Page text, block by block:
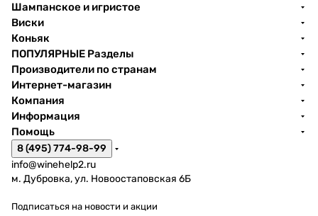
Шампанское и игристое
Виски
Коньяк
ПОПУЛЯРНЫЕ Разделы
Производители по странам
Интернет-магазин
Компания
Информация
Помощь
8 (495) 774-98-99
info@winehelp2.ru
м. Дубровка, ул. Новоостаповская 6Б
Подписаться на новости и акции